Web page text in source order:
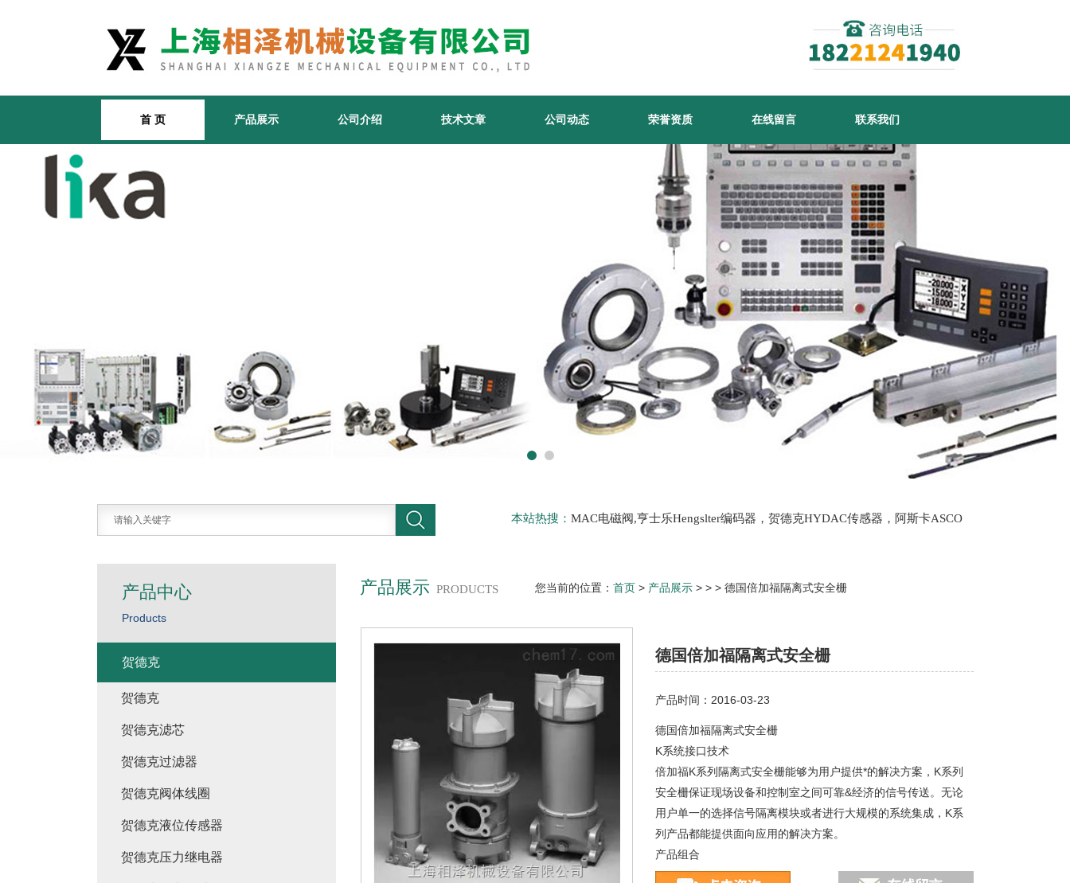
首 页 产品展示 公司介绍 技术文章 公司动态 荣誉资质 在线留言 联系我们
本站热搜： MAC电磁阀,亨士乐Hengslter编码器，贺德克HYDAC传感器，阿斯卡ASCO
产品展示 PRODUCTS 您当前的位置： 首页 > 产品展示 > > > 德国倍加福隔离式安全栅
德国倍加福隔离式安全栅
产品时间：2016-03-23
德国倍加福隔离式安全栅
K系统接口技术
倍加福K系列隔离式安全栅能够为用户提供*的解决方案，K系列
安全栅保证现场设备和控制室之间可靠&经济的信号传送。无论
用户单一的选择信号隔离模块或者进行大规模的系统集成，K系
列产品都能提供面向应用的解决方案。
产品组合
K系列产品为用户提供了广泛的本安接口仪表解决方案，可以将
产品中心
Products
贺德克
贺德克
贺德克滤芯
贺德克过滤器
贺德克阀体线圈
贺德克液位传感器
贺德克压力继电器